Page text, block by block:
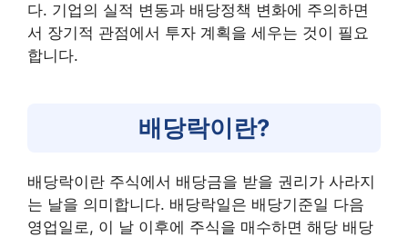
다. 기업의 실적 변동과 배당정책 변화에 주의하면
서 장기적 관점에서 투자 계획을 세우는 것이 필요
합니다.
배당락이란?
배당락이란 주식에서 배당금을 받을 권리가 사라지
는 날을 의미합니다. 배당락일은 배당기준일 다음
영업일로, 이 날 이후에 주식을 매수하면 해당 배당